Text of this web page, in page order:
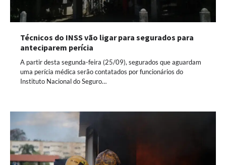
Técnicos do INSS vão ligar para segurados para
anteciparem perícia
A partir desta segunda-feira (25/09), segurados que aguardam
uma perícia médica serão contatados por funcionários do
Instituto Nacional do Seguro…